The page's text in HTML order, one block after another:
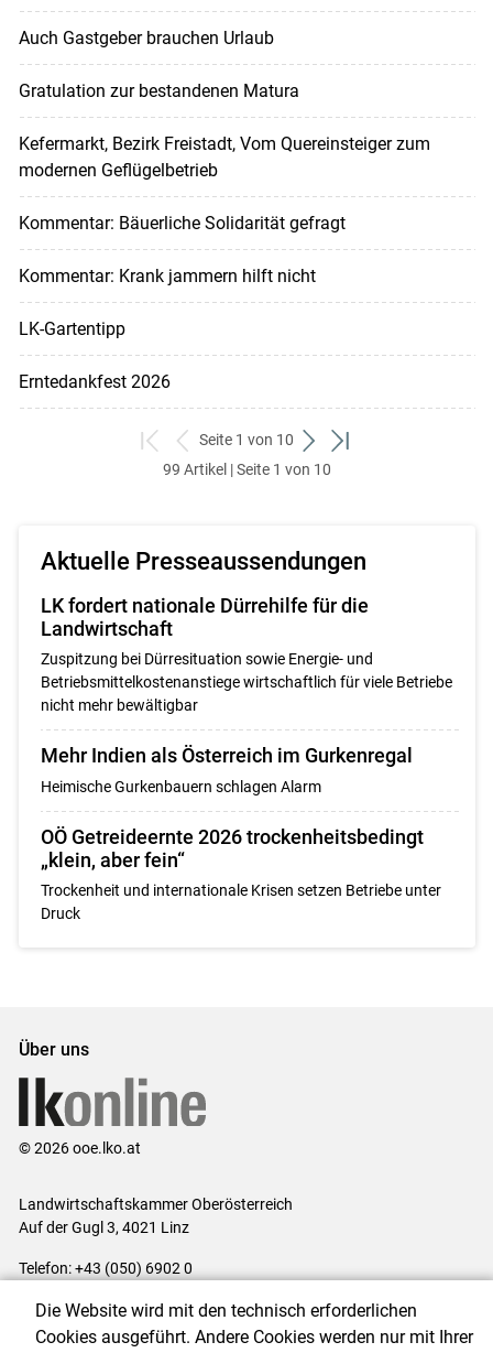
Auch Gastgeber brauchen Urlaub
Gratulation zur bestandenen Matura
Kefermarkt, Bezirk Freistadt, Vom Quereinsteiger zum
modernen Geflügelbetrieb
Kommentar: Bäuerliche Solidarität gefragt
Kommentar: Krank jammern hilft nicht
LK-Gartentipp
Erntedankfest 2026
zum
ersten
zurück
zum
Seite 1 von 10
weiter
zum
zum
99 Artikel | Seite 1 von 10
Aktuelle Presseaussendungen
LK fordert nationale Dürrehilfe für die
Landwirtschaft
Zuspitzung bei Dürresituation sowie Energie- und
Betriebsmittelkostenanstiege wirtschaftlich für viele Betriebe
nicht mehr bewältigbar
Mehr Indien als Österreich im Gurkenregal
Heimische Gurkenbauern schlagen Alarm
OÖ Getreideernte 2026 trockenheitsbedingt
„klein, aber fein“
Trockenheit und internationale Krisen setzen Betriebe unter
Druck
Über uns
© 2026 ooe.lko.at
Landwirtschaftskammer Oberösterreich
Auf der Gugl 3, 4021 Linz
Telefon: +43 (050) 6902 0
Impressum|Kontakt|Gewinnspiele|Datenschutzerklärung |
Die Website wird mit den technisch erforderlichen
Cookies ausgeführt. Andere Cookies werden nur mit Ihrer